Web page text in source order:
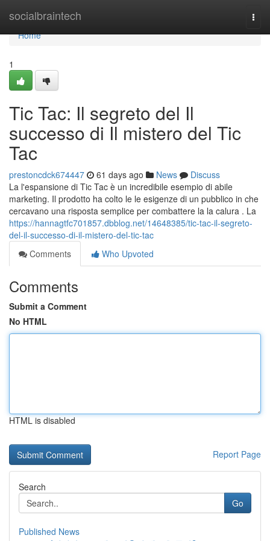
socialbraintech
Home
Home
1
Tic Tac: Il segreto del Il
successo di Il mistero del Tic
Tac
prestoncdck674447 61 days ago News
Discuss
La l'espansione di Tic Tac è un incredibile esempio di abile
marketing. Il prodotto ha colto le le esigenze di un pubblico in che
cercavano una risposta semplice per combattere la la calura . La
https://hannagtfc701857.dbblog.net/14648385/tic-tac-il-segreto-
del-il-successo-di-il-mistero-del-tic-tac
Comments
Who Upvoted
Comments
Submit a Comment
No HTML
HTML is disabled
Report Page
Search
Go
Published News